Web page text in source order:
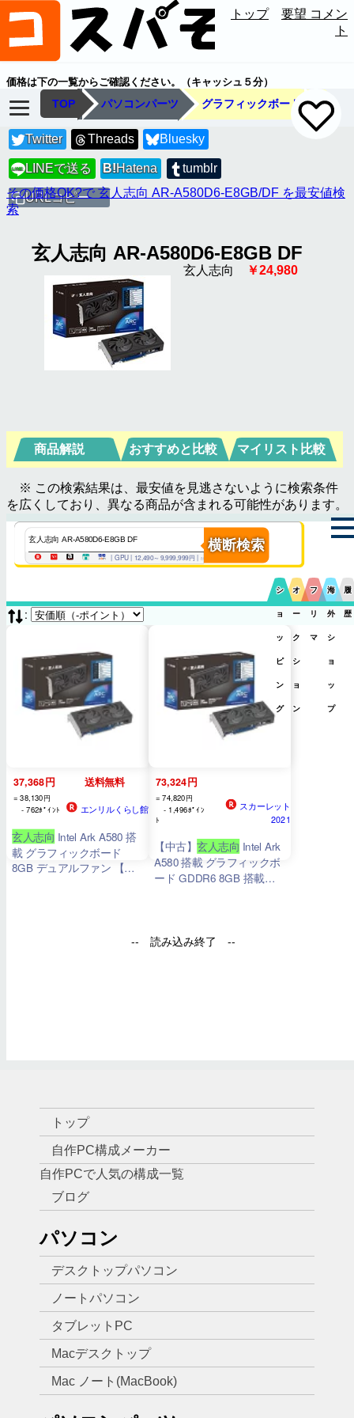
トップ
要望 コメン
ト
価格は下の一覧からご確認ください。（キャッシュ５分）
TOP パソコンパーツ グラフィックボード
Twitter Threads Bluesky
LINE LINEで送る B!Hatena tumblr
URLコピー
その価格OK?で 玄人志向 AR-A580D6-E8GB/DF を最安値検
索
玄人志向 AR-A580D6-E8GB DF
玄人志向 ￥24,980
商品解説 おすすめと比較 マイリスト比較
※ この検索結果は、最安値を見逃さないように検索条件
を広くしており、異なる商品が含まれる可能性があります。
トップ
自作PC構成メーカー
自作PCで人気の構成一覧
ブログ
パソコン
デスクトップパソコン
ノートパソコン
タブレットPC
Macデスクトップ
Mac ノート(MacBook)